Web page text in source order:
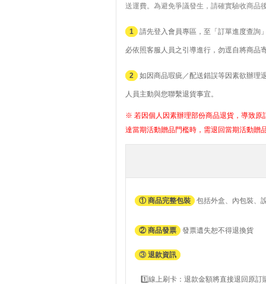
送運費。 為避免爭議發生，請確實驗收商品
1 請先登入會員專區，至「訂單進度查詢
必依照客服人員之引導進行，勿逕自將商品
2 如因商品瑕疵／配送錯誤等因素欲辦理
人員主動與您聯繫退貨事宜。
※ 若因個人因素辦理部份商品退貨，導致原
達當期活動贈品門檻時，需退回當期活動贈
① 商品完整包裝 包括外盒、內包裝、
② 商品發票 發票遺失恕不得退換貨
③ 退款資訊
1️⃣線上刷卡：退款金額將直接退回原訂